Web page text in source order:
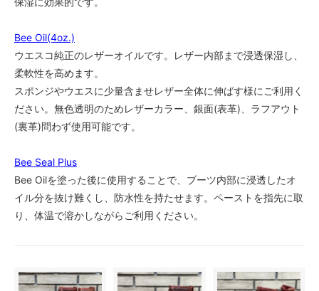
55,000円(税込)
6 1/2E
55,000円(税込)
55,000円(税込)
55,000円(税込)
Bee Oil(4oz.)
ウエスコ純正のレザーオイルです。レザー内部まで浸透保湿し、
柔軟性を高めます。
スポンジやウエスに少量含ませレザー全体に伸ばす様にご利用く
ださい。無色透明のためレザーカラー、銀面(表革)、ラフアウト
(裏革)問わず使用可能です。
Bee Seal Plus
Bee Oilを塗った後に使用することで、ブーツ内部に浸透したオ
イル分を抜け難くし、防水性を持たせます。ペーストを指先に取
り、体温で溶かしながらご利用ください。